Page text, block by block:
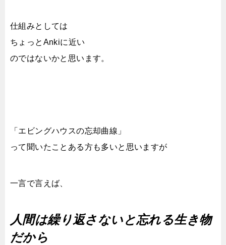
仕組みとしては
ちょっとAnkiに近い
のではないかと思います。
「エビングハウスの忘却曲線」
って聞いたことある方も多いと思いますが
一言で言えば、
人間は繰り返さないと忘れる生き物
だから